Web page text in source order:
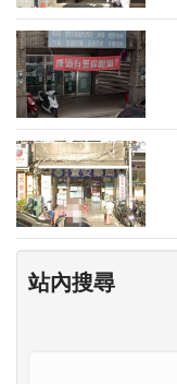
站內搜尋